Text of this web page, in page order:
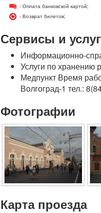
- Оплата банковской картой;
- Возврат билетов;
Сервисы и
Информационно-
Услуги по хранению
Медпункт Время
Волгоград-1 тел.:
Фотографии
Карта проезда